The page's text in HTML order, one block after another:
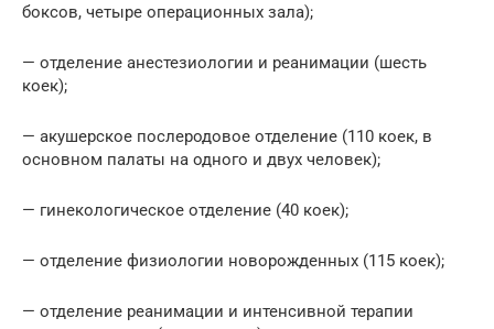
боксов, четыре операционных зала);
— отделение анестезиологии и реанимации (шесть
коек);
— акушерское послеродовое отделение (110 коек, в
основном палаты на одного и двух человек);
— гинекологическое отделение (40 коек);
— отделение физиологии новорожденных (115 коек);
— отделение реанимации и интенсивной терапии